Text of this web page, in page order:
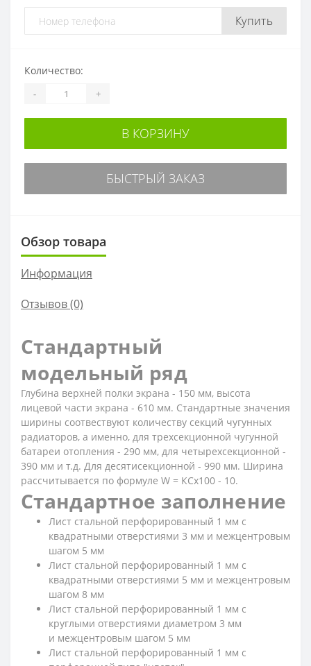
Купить
Количество:
- +
В КОРЗИНУ
БЫСТРЫЙ ЗАКАЗ
Обзор товара
Информация
Отзывов (0)
Стандартный
модельный ряд
Глубина верхней полки экрана - 150 мм, высота
лицевой части экрана - 610 мм. Стандартные значения
ширины соотвествуют количеству секций чугунных
радиаторов, а именно, для трехсекционной чугунной
батареи отопления - 290 мм, для четырехсекционной -
390 мм и т.д. Для десятисекционной - 990 мм. Ширина
рассчитывается по формуле W = КСx100 - 10.
Стандартное заполнение
Лист стальной перфорированный 1 мм с
квадратными отверстиями 3 мм и межцентровым
шагом 5 мм
Лист стальной перфорированный 1 мм с
квадратными отверстиями 5 мм и межцентровым
шагом 8 мм
Лист стальной перфорированный 1 мм с
круглыми отверстиями диаметром 3 мм
и межцентровым шагом 5 мм
Лист стальной перфорированный 1 мм с